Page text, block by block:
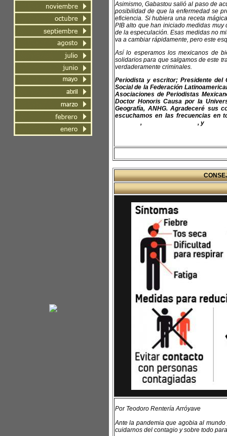
Asimismo, Gabastou salió al paso de
posibilidad de que la enfermedad se
eficiencia. Si hubiera una receta
PIB alto que han iniciado medidas
de la especulación. Esas medidas no
va a cambiar rápidamente, pero este
Así lo esperamos los mexicanos de
solidarios para que salgamos de este
verdaderamente criminales.
Periodista y escritor; Presidente del
Social de la Federación
Asociaciones de Periodistas
Doctor Honoris Causa por la
Geografía, ANHG. Agradeceré sus
escuchamos en las frecuencias en
, , y
Por Teodoro Rentería Arróyave
Ante la pandemia que agobia al
cuidarnos del contagio y sobre todo